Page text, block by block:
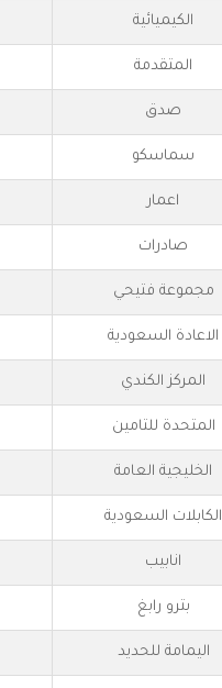
الكيميائية
المتقدمة
صدق
سماسكو
اعمار
صادرات
مجموعة فتيحي
الاعادة السعودية
المركز الكندي
المتحدة للتامين
الخليجية العامة
الكابلات السعودية
انابيب
بترو رابغ
اليمامة للحديد